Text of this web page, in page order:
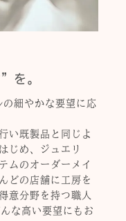
を。
細やかな要望に応
い既製品と同じよ
じめ、ジュエリ
ムのオーダーメイ
どの店舗に工房を
意分野を持つ職人
な高い要望にもお